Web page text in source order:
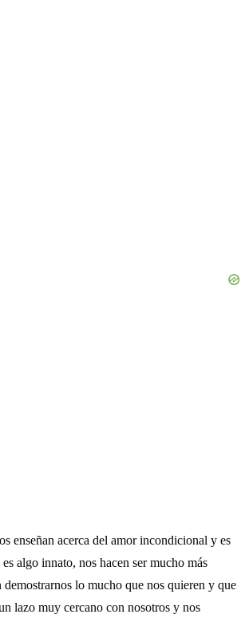
enseñan acerca del amor incondicional y es
algo innato, nos hacen ser mucho más
lo mucho que nos quieren y que
lazo muy cercano con nosotros y nos